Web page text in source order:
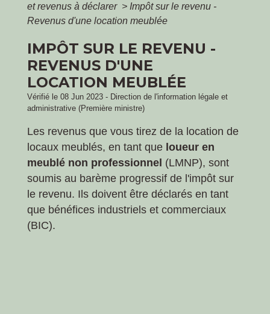
et revenus à déclarer > Impôt sur le revenu -
Revenus d'une location meublée
IMPÔT SUR LE REVENU -
REVENUS D'UNE
LOCATION MEUBLÉE
Vérifié le 08 Jun 2023 - Direction de l'information légale et
administrative (Première ministre)
Les revenus que vous tirez de la location de
locaux meublés, en tant que loueur en
meublé non professionnel (LMNP), sont
soumis au barème progressif de l'impôt sur
le revenu. Ils doivent être déclarés en tant
que bénéfices industriels et commerciaux
(BIC).